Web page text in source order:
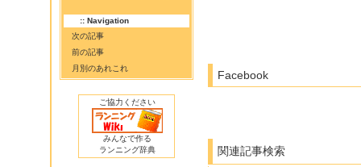
:: Navigation
次の記事
前の記事
月別のあれこれ
ご協力ください
みんなで作る
ランニング辞典
Facebook
関連記事検索